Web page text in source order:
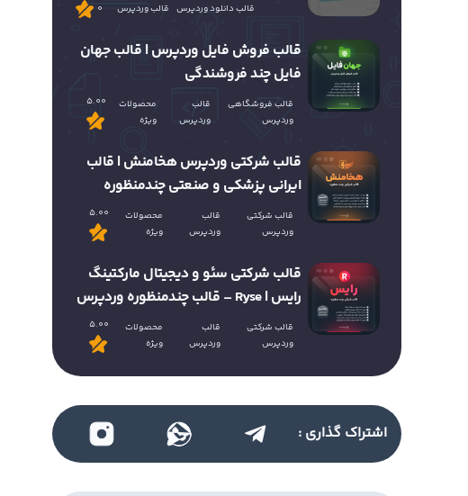
قالب دانلود وردپرس قالب وردپرس 0
قالب فروش فایل وردپرس | قالب جهان
فایل چند فروشندگی
قالب فروشگاهی
وردپرس
قالب
وردپرس
محصولات
ویژه
5.00
قالب شرکتی وردپرس هخامنش | قالب
ایرانی پزشکی و صنعتی چندمنظوره
قالب شرکتی
وردپرس
قالب
وردپرس
محصولات
ویژه
5.00
قالب شرکتی سئو و دیجیتال مارکتینگ
رایس | Ryse – قالب چندمنظوره وردپرس
قالب شرکتی
وردپرس
قالب
وردپرس
محصولات
ویژه
5.00
اشتراک گذاری :